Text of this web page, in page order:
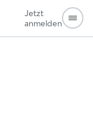
Jetzt
anmelden